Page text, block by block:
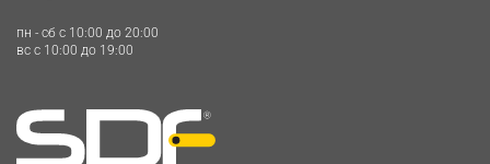
пн - сб c 10:00 до 20:00
вс c 10:00 до 19:00